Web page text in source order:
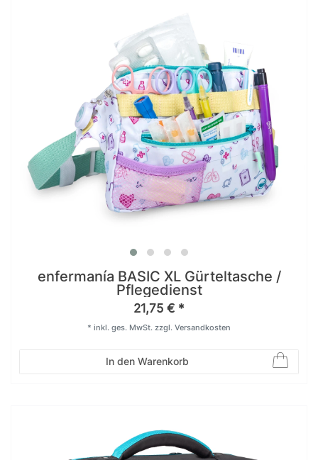
enfermanía BASIC XL Gürteltasche /
Pflegedienst
21,75 € *
In den Warenkorb
* inkl. ges. MwSt. zzgl. Versandkosten